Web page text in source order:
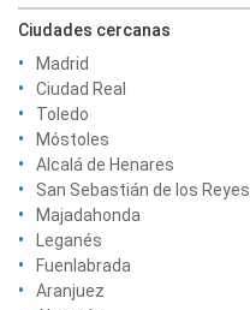
Ciudades cercanas
Madrid
Ciudad Real
Toledo
Móstoles
Alcalá de Henares
San Sebastián de los Reyes
Majadahonda
Leganés
Fuenlabrada
Aranjuez